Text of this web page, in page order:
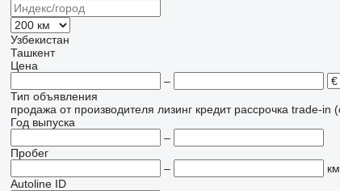
Узбекистан
Ташкент
Цена
–
Тип объявления
продажа от производителя лизинг кредит рассрочка trade-in
Год выпуска
–
Пробег
–
км
Autoline ID